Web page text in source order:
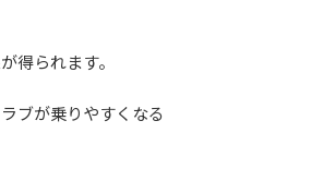
得られます。
ブが乗りやすくなる